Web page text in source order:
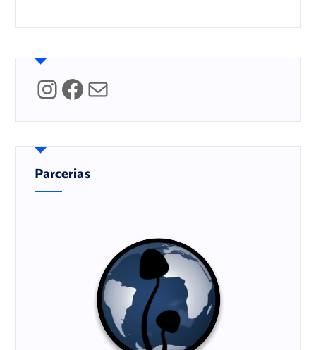
InstagramFacebook Mail
Parcerias